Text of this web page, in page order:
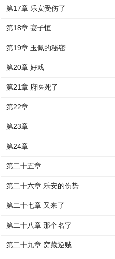
第17章 乐安受伤了
第18章 宴子恒
第19章 玉佩的秘密
第20章 好戏
第21章 府医死了
第22章
第23章
第24章
第二十五章
第二十六章 乐安的伤势
第二十七章 又来了
第二十八章 那个名字
第二十九章 窝藏逆贼